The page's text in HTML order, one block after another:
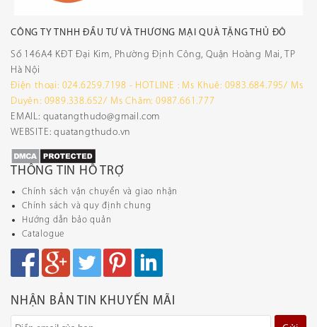
CÔNG TY TNHH ĐẦU TƯ VÀ THƯƠNG MẠI QUÀ TẶNG THỦ ĐÔ
Số 146A4 KĐT Đại Kim, Phường Định Công, Quận Hoàng Mai, TP
Hà Nội
Điện thoại: 024.6259.7198 - HOTLINE : Ms Khuê: 0983.684.795/ Ms
Duyên: 0989.338.652/ Ms Châm: 0987.661.777
EMAIL: quatangthudo@gmail.com
WEBSITE: quatangthudo.vn
THÔNG TIN HỖ TRỢ
Chính sách vận chuyển và giao nhận
Chính sách và quy định chung
Hướng dẫn bảo quản
Catalogue
NHẬN BẢN TIN KHUYẾN MÃI